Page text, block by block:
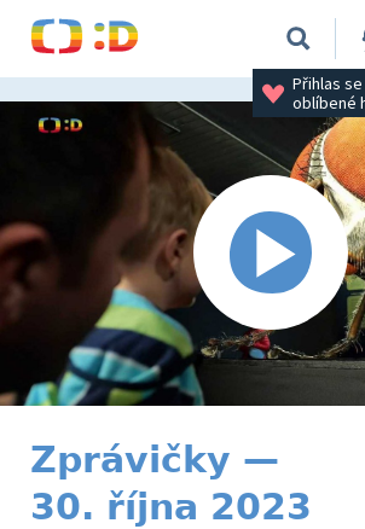
Přihlas se
oblíbené
Zprávičky —
30. října 2023